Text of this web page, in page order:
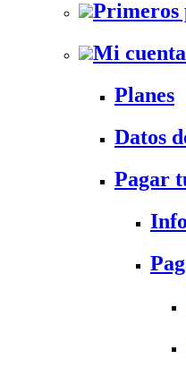
Primeros
Mi cuenta
Planes
Datos
Pagar